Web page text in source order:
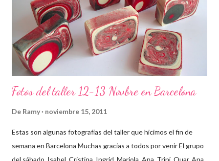
Fotos del taller 12-13 Novbre en Barcelona
De Ramy noviembre 15, 2011
Estas son algunas fotografías del taller que hicimos el fin de
semana en Barcelona Muchas gracias a todos por venir El grupo